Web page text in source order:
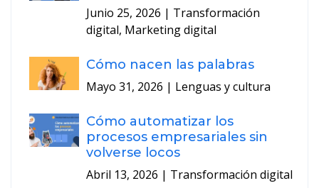
Junio 25, 2026 | Transformación
digital, Marketing digital
Cómo nacen las palabras
Mayo 31, 2026 | Lenguas y cultura
Cómo automatizar los
procesos empresariales sin
volverse locos
Abril 13, 2026 | Transformación digital